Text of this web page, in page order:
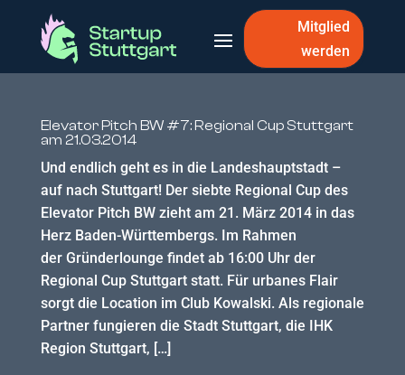
Mitglied
werden
Elevator Pitch BW #7: Regional Cup Stuttgart
am 21.03.2014
Und endlich geht es in die Landeshauptstadt –
auf nach Stuttgart! Der siebte Regional Cup des
Elevator Pitch BW zieht am 21. März 2014 in das
Herz Baden-Württembergs. Im Rahmen
der Gründerlounge findet ab 16:00 Uhr der
Regional Cup Stuttgart statt. Für urbanes Flair
sorgt die Location im Club Kowalski. Als regionale
Partner fungieren die Stadt Stuttgart, die IHK
Region Stuttgart, […]